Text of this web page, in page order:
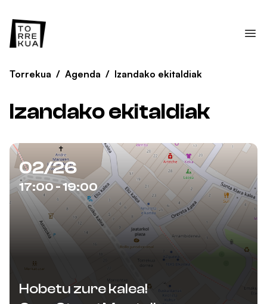
Torrekua / Agenda / Izandako ekitaldiak
Izandako ekitaldiak
02/26
17:00 - 19:00
Hobetu zure kalea!